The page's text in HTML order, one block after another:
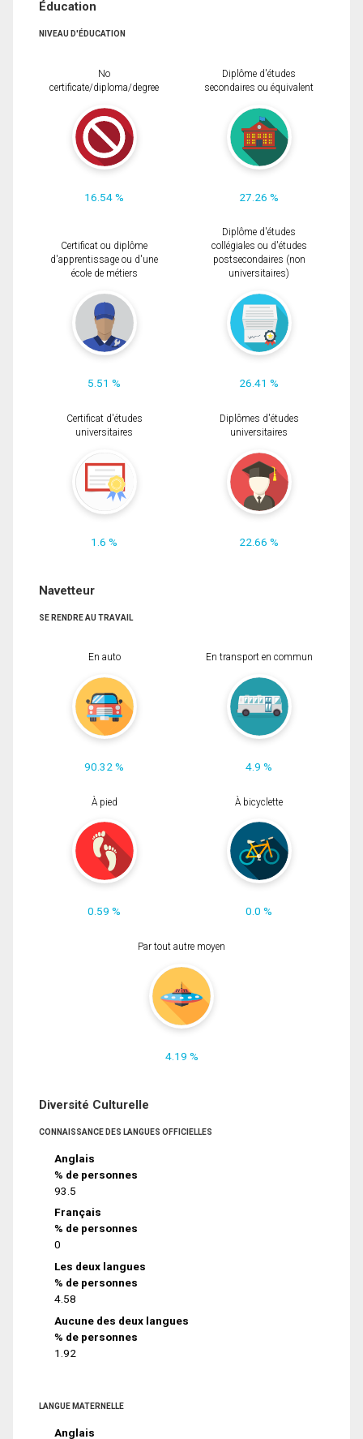
Éducation
NIVEAU D'ÉDUCATION
No
certificate/diploma/degree
16.54 %
Diplôme d'études
secondaires ou équivalent
27.26 %
Certificat ou diplôme
d'apprentissage ou d'une
école de métiers
5.51 %
Diplôme d'études
collégiales ou d'études
postsecondaires (non
universitaires)
26.41 %
Certificat d'études
universitaires
1.6 %
Diplômes d'études
universitaires
22.66 %
Navetteur
SE RENDRE AU TRAVAIL
En auto
90.32 %
En transport en commun
4.9 %
À pied
0.59 %
À bicyclette
0.0 %
Par tout autre moyen
4.19 %
Diversité Culturelle
CONNAISSANCE DES LANGUES OFFICIELLES
Anglais
% de personnes
93.5
Français
% de personnes
0
Les deux langues
% de personnes
4.58
Aucune des deux langues
% de personnes
1.92
LANGUE MATERNELLE
Anglais